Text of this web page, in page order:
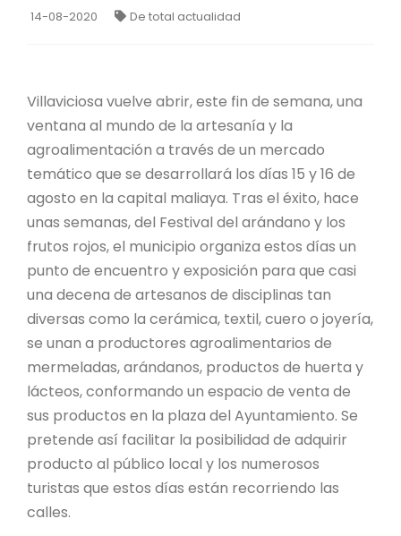
14-08-2020 De total actualidad
Villaviciosa vuelve abrir, este fin de semana, una
ventana al mundo de la artesanía y la
agroalimentación a través de un mercado
temático que se desarrollará los días 15 y 16 de
agosto en la capital maliaya. Tras el éxito, hace
unas semanas, del Festival del arándano y los
frutos rojos, el municipio organiza estos días un
punto de encuentro y exposición para que casi
una decena de artesanos de disciplinas tan
diversas como la cerámica, textil, cuero o joyería,
se unan a productores agroalimentarios de
mermeladas, arándanos, productos de huerta y
lácteos, conformando un espacio de venta de
sus productos en la plaza del Ayuntamiento. Se
pretende así facilitar la posibilidad de adquirir
producto al público local y los numerosos
turistas que estos días están recorriendo las
calles.